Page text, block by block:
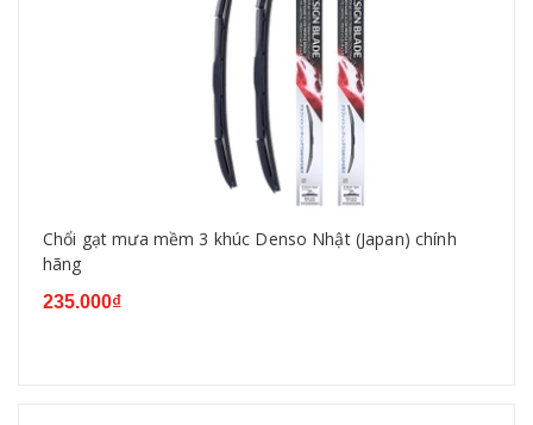
Chổi gạt mưa mềm 3 khúc Denso Nhật (Japan) chính
hãng
235.000₫